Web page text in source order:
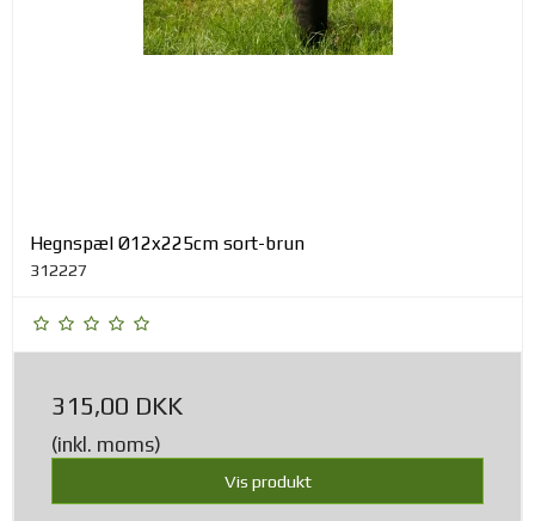
Hegnspæl Ø12x225cm sort-brun
312227
315,00 DKK
(inkl. moms)
Vis produkt